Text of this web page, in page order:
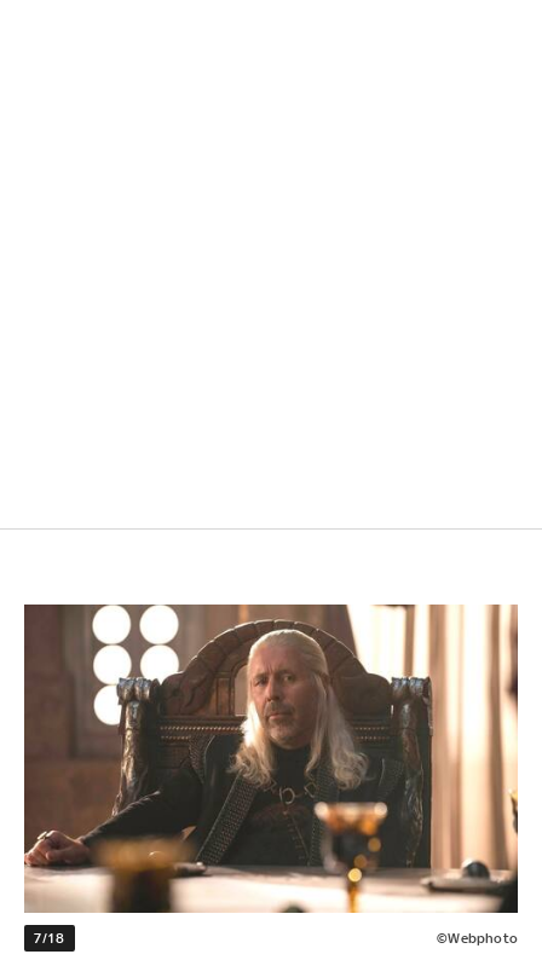
7/18 ©Webphoto